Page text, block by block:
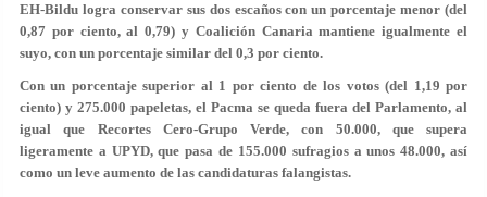
EH-Bildu logra conservar sus dos escaños con un porcentaje menor (del
0,87 por ciento, al 0,79) y Coalición Canaria mantiene igualmente el
suyo, con un porcentaje similar del 0,3 por ciento.
Con un porcentaje superior al 1 por ciento de los votos (del 1,19 por
ciento) y 275.000 papeletas, el Pacma se queda fuera del Parlamento, al
igual que Recortes Cero-Grupo Verde, con 50.000, que supera
ligeramente a UPYD, que pasa de 155.000 sufragios a unos 48.000, así
como un leve aumento de las candidaturas falangistas.